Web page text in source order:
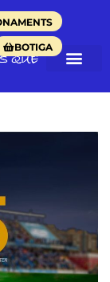
BOTIGA
QUE